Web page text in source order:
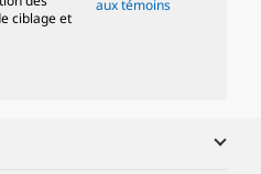
ciblage et
aux témoins